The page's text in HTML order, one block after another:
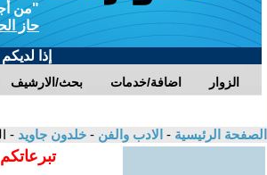
"من
حاز
إذا
بحث/الارشيف اضافة/خدمات الزوار
الصفحة الرئيسية - الادب والفن - خلدون جاويد -